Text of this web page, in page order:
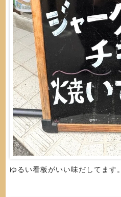
ゆるい看板がいい味だしてます。